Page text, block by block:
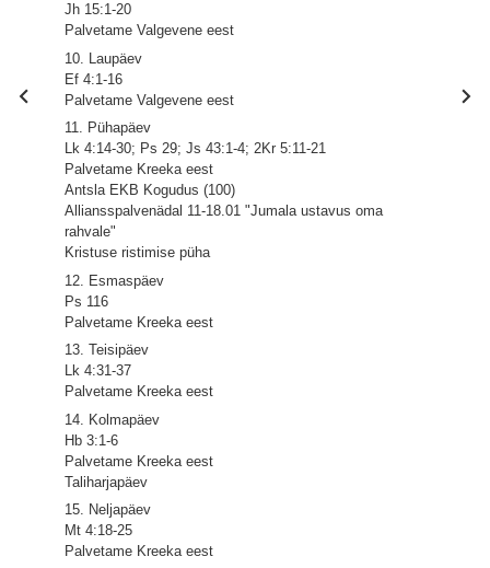
Jh 15:1-20
Palvetame Valgevene eest
10. Laupäev
Ef 4:1-16
Palvetame Valgevene eest
11. Pühapäev
Lk 4:14-30; Ps 29; Js 43:1-4; 2Kr 5:11-21
Palvetame Kreeka eest
Antsla EKB Kogudus (100)
Alliansspalvenädal 11-18.01 "Jumala ustavus oma
rahvale"
Kristuse ristimise püha
12. Esmaspäev
Ps 116
Palvetame Kreeka eest
13. Teisipäev
Lk 4:31-37
Palvetame Kreeka eest
14. Kolmapäev
Hb 3:1-6
Palvetame Kreeka eest
Taliharjapäev
15. Neljapäev
Mt 4:18-25
Palvetame Kreeka eest